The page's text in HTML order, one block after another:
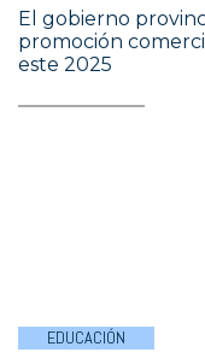
El gobierno
promoción
este 2025
EDUCACIÓN